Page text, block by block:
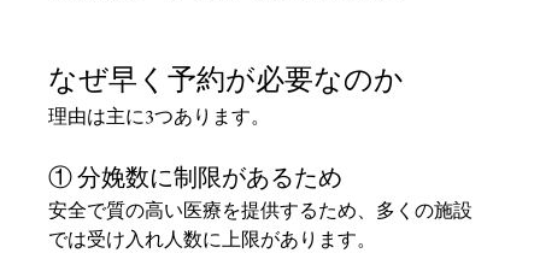
なぜ早く予約が必要なのか
理由は主に3つあります。
① 分娩数に制限があるため
安全で質の高い医療を提供するため、多くの施設
では受け入れ人数に上限があります。